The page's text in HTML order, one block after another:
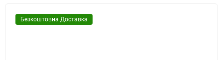
Безкоштовна Доставка